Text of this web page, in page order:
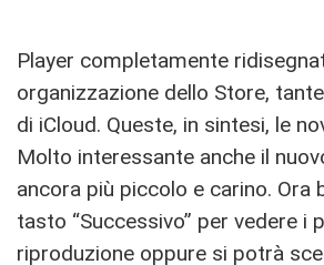
Player completamente
organizzazione dello Store,
di iCloud. Queste, in sintesi, le
Molto interessante anche il
ancora più piccolo e carino. Ora
tasto “Successivo” per vedere i
riproduzione oppure si potrà